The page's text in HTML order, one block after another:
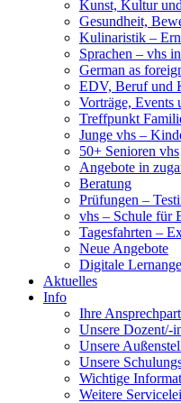
Kunst, Kultur
Gesundheit,
Kulinaristik –
Sprachen – vhs
German as
EDV, Beruf und
Vorträge, Events
Treffpunkt
Junge vhs –
50+ Senioren vhs
Angebote in
Beratung
Prüfungen –
vhs – Schule für
Tagesfahrten –
Neue Angebote
Digitale
Aktuelles
Info
Ihre
Unsere Dozent/-
Unsere
Unsere
Wichtige
Weitere